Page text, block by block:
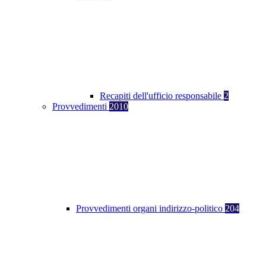
Recapiti dell'ufficio responsabile 2
Provvedimenti 2010
Provvedimenti organi indirizzo-politico 204